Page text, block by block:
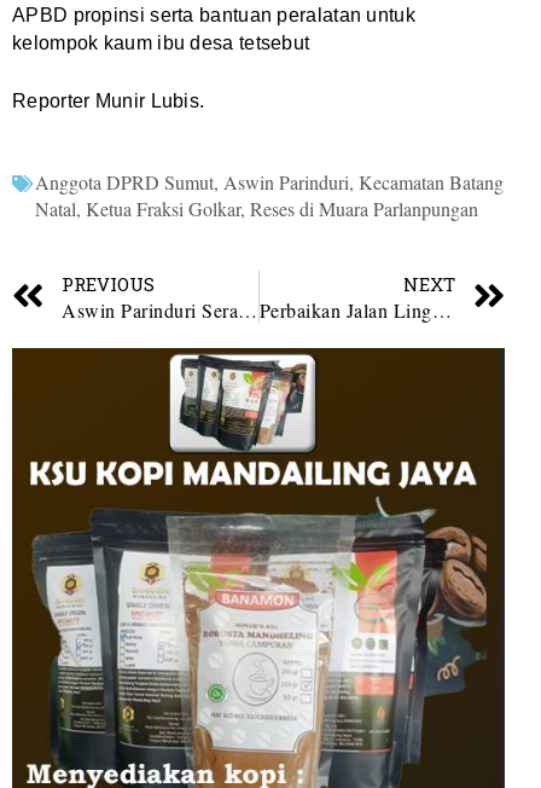
APBD propinsi serta bantuan peralatan untuk
kelompok kaum ibu desa tetsebut
Reporter Munir Lubis.
Anggota DPRD Sumut, Aswin Parinduri, Kecamatan Batang
Natal, Ketua Fraksi Golkar, Reses di Muara Parlanpungan
PREVIOUS
Aswin Parinduri Serap Aspirasi Warga Lancat Sekitarnya
NEXT
Perbaikan Jalan Lingkar Maga Lombang dan Honor Guru MDTA Mencuat Dalam Reses H. Aswin Parinduri